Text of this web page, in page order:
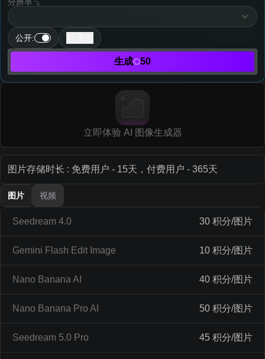
imageResolutionType
公开:
生成 50
立即体验 AI 图像生成器
图片存储时长 : 免费用户 - 15天，付费用户 - 365天
图片 视频
Seedream 4.0 30 积分/图片
Gemini Flash Edit Image 10 积分/图片
Nano Banana AI 40 积分/图片
Nano Banana Pro AI 50 积分/图片
Seedream 5.0 Pro 45 积分/图片